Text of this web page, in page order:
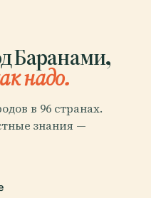
Баранами,
надо.
в 96 странах.
знания —